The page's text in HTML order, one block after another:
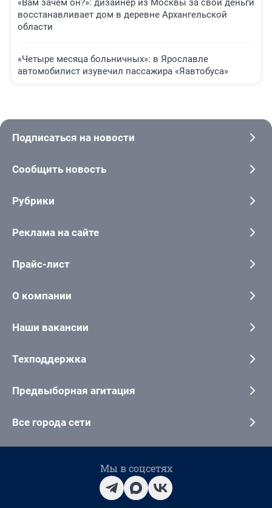
восстанавливает дом в деревне Архангельской
области
«Четыре месяца больничных»: в Ярославле
автомобилист изувечил пассажира «Яавтобуса»
Подписаться на новости
Сообщить новость
Рубрики
Реклама на сайте
Прайс-лист
О компании
Наши вакансии
Техподдержка
Предвыборная агитация
Все города сети
Мы в соцсетях